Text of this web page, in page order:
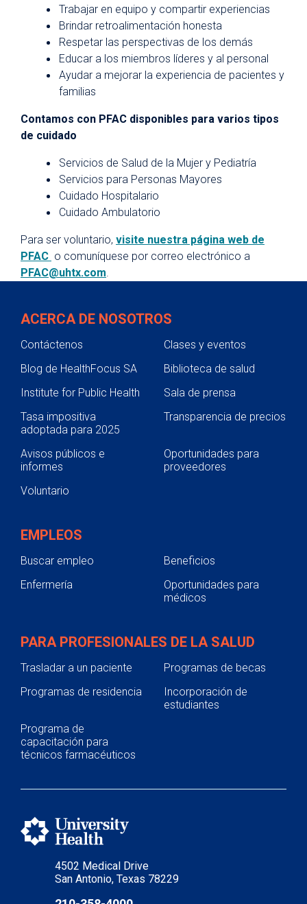
Trabajar en equipo y compartir experiencias
Brindar retroalimentación honesta
Respetar las perspectivas de los demás
Educar a los miembros líderes y al personal
Ayudar a mejorar la experiencia de pacientes y
familias
Contamos con PFAC disponibles para varios tipos
de cuidado
Servicios de Salud de la Mujer y Pediatría
Servicios para Personas Mayores
Cuidado Hospitalario
Cuidado Ambulatorio
Para ser voluntario, visite nuestra página web de
PFAC o comuníquese por correo electrónico a
PFAC@uhtx.com
4502 Medical Drive
San Antonio, Texas 78229
ACERCA DE NOSOTROS
Contáctenos
Clases y eventos
Blog de HealthFocus SA
Biblioteca de salud
Institute for Public Health
Sala de prensa
Tasa impositiva
adoptada para 2025
Transparencia de precios
Avisos públicos e
informes
Oportunidades para
proveedores
Voluntario
EMPLEOS
Buscar empleo
Beneficios
Enfermería
Oportunidades para
médicos
PARA PROFESIONALES DE LA SALUD
Trasladar a un paciente
Programas de becas
Programas de residencia
Incorporación de
estudiantes
Programa de
capacitación para
técnicos farmacéuticos